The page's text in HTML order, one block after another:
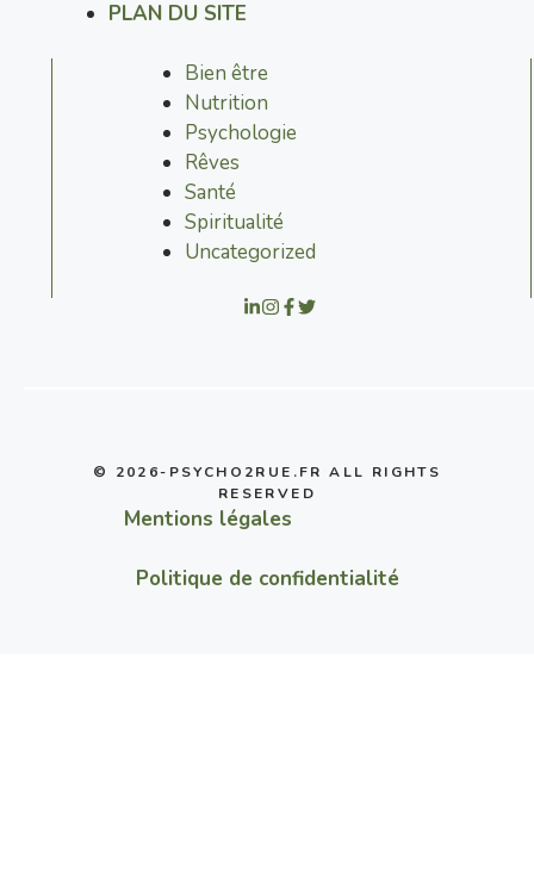
PLAN DU SITE
Bien être
Nutrition
Psychologie
Rêves
Santé
Spiritualité
Uncategorized
© 2026-PSYCHO2RUE.FR ALL RIGHTS
RESERVED
Mentions légales
Politique de confidentialité